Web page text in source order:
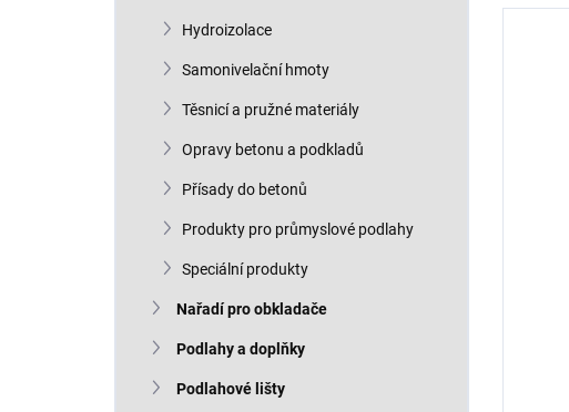
Hydroizolace
Samonivelační hmoty
Těsnicí a pružné materiály
Opravy betonu a podkladů
Přísady do betonů
Produkty pro průmyslové podlahy
Speciální produkty
Nařadí pro obkladače
Podlahy a doplňky
Podlahové lišty